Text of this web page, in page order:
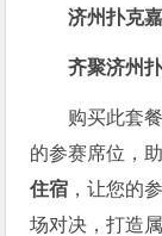
济州扑克
齐聚济州
购买此套
的参赛席位，
住宿 ，让您的
场对决，打造